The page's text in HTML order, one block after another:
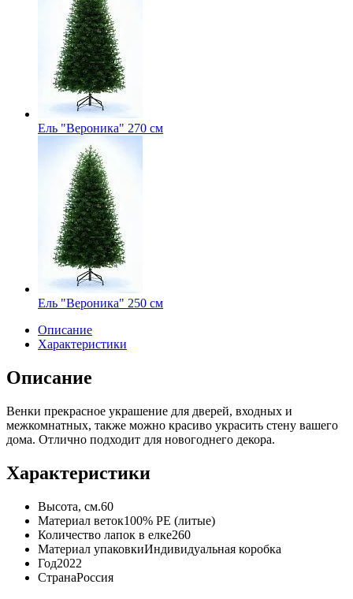
Ель "Вероника" 270 см
Ель "Вероника" 250 см
Описание
Характеристики
Описание
Венки прекрасное украшение для дверей, входных и
межкомнатных, также можно красиво украсить стену вашего
дома. Отлично подходит для новогоднего декора.
Характеристики
Высота, см.60
Материал веток100% PE (литые)
Количество лапок в елке260
Материал упаковкиИндивидуальная коробка
Год2022
СтранаРоссия